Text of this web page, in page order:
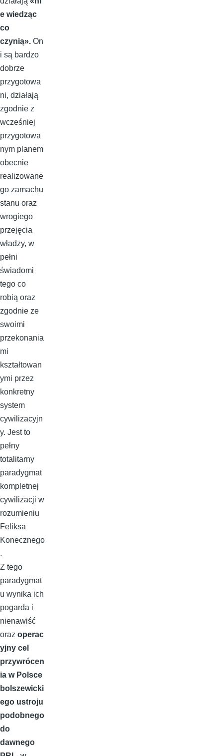
e wiedząc
co
czynią». On
i są bardzo
dobrze
przygotowa
ni, działają
zgodnie z
wcześniej
przygotowa
nym planem
obecnie
realizowane
go zamachu
stanu oraz
wrogiego
przejęcia
władzy, w
pełni
świadomi
tego co
robią oraz
zgodnie ze
swoimi
przekonania
mi
kształtowan
ymi przez
konkretny
system
cywilizacyjn
y. Jest to
pełny
totalitarny
paradygmat
kompletnej
cywilizacji w
rozumieniu
Feliksa
Konecznego
.
Z tego
paradygmat
u wynika ich
pogarda i
nienawiść
oraz operac
yjny cel
przywrócen
ia w Polsce
bolszewicki
ego ustroju
podobnego
do
dawnego